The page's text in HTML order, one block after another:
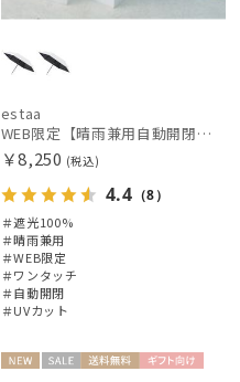
estaa
WEB限定【晴雨兼用自動開閉日傘】エスタ(estaa)REIKYAKUパラソル 55㎝ ラディクール 遮光100 UV100 ワンタッチ開閉
￥8,250 (税込)
4.4 （8）
＃遮光100%
＃晴雨兼用
＃WEB限定
＃ワンタッチ
＃自動開閉
＃UVカット